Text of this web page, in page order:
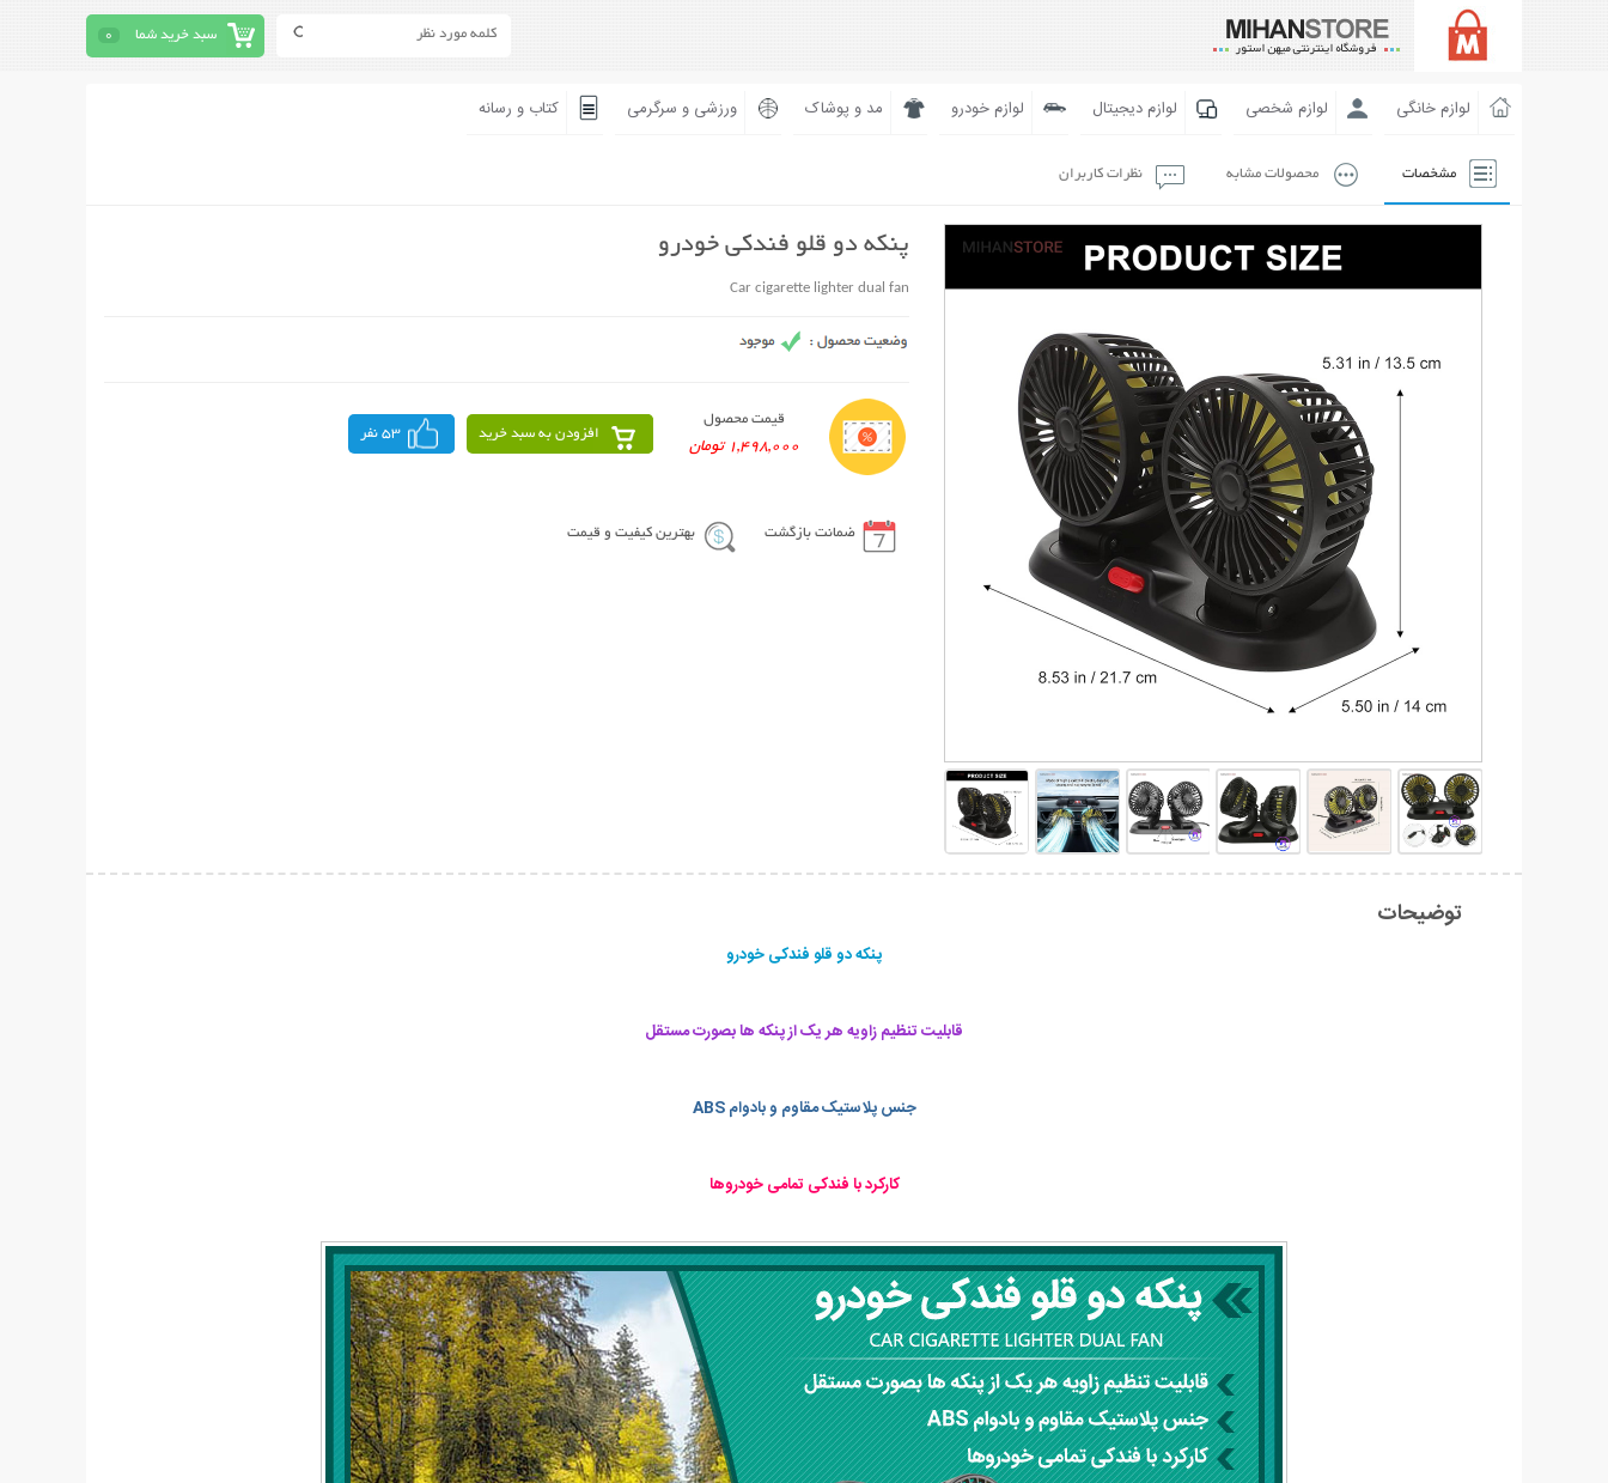
سبد خرید شما 0
لوازم خانگی لوازم شخصی لوازم دیجیتال لوازم خودرو مد و پوشاک ورزشی و سرگرمی کتاب و رسانه
مشخصات محصولات مشابه نظرات کاربران
پنکه دو قلو فندکی خودرو
Car cigarette lighter dual fan
قیمت محصول
1,498,000 تومان
افزودن به سبد خرید 53 نفر
ضمانت بازگشت بهترین کیفیت و قیمت
توضیحات
پنکه دو قلو فندکی خودرو
قابلیت تنظیم زاویه هر یک از پنکه ها بصورت مستقل
جنس پلاستیک مقاوم و بادوام ABS
کارکرد با فندکی تمامی خودروها